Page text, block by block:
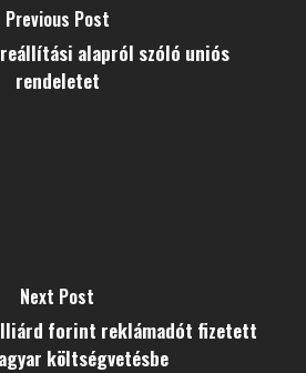
Previous Post
alapról szóló uniós
rendeletet
Next Post
forint reklámadót fizetett
költségvetésbe